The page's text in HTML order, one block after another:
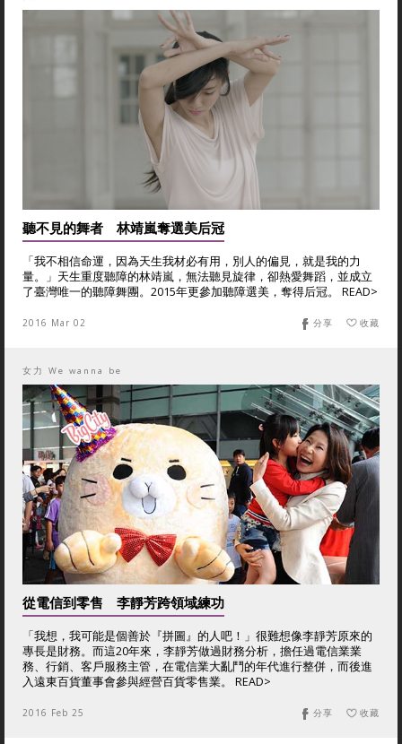
聽不見的舞者 林靖嵐奪選美后冠
「我不相信命運，因為天生我材必有用，別人的偏見，就是我的力
量。」天生重度聽障的林靖嵐，無法聽見旋律，卻熱愛舞蹈，並成立
了臺灣唯一的聽障舞團。2015年更參加聽障選美，奪得后冠。 READ>
2016 Mar 02 收藏
分享
女力 We wanna be
從電信到零售 李靜芳跨領域練功
「我想，我可能是個善於『拼圖』的人吧！」很難想像李靜芳原來的
專長是財務。而這20年來，李靜芳做過財務分析，擔任過電信業業
務、行銷、客戶服務主管，在電信業大亂鬥的年代進行整併，而後進
入遠東百貨董事會參與經營百貨零售業。 READ>
2016 Feb 25 收藏
分享